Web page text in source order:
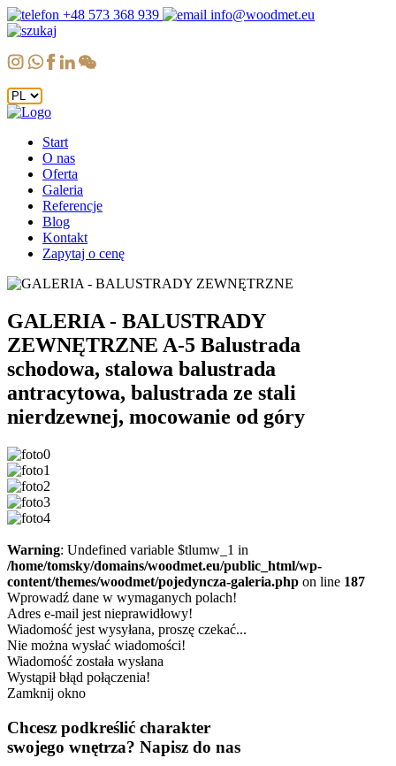
+48 573 368 939 info@woodmet.eu
Start
O nas
Oferta
Galeria
Referencje
Blog
Kontakt
Zapytaj o cenę
GALERIA - BALUSTRADY
ZEWNĘTRZNE A-5 Balustrada
schodowa, stalowa balustrada
antracytowa, balustrada ze stali
nierdzewnej, mocowanie od góry
Warning: Undefined variable $tlumw_1 in
/home/tomsky/domains/woodmet.eu/public_html/wp-
content/themes/woodmet/pojedyncza-galeria.php on line 187
Wprowadź dane w wymaganych polach!
Adres e-mail jest nieprawidłowy!
Wiadomość jest wysyłana, proszę czekać...
Nie można wysłać wiadomości!
Wiadomość została wysłana
Wystąpił błąd połączenia!
Zamknij okno
Chcesz podkreślić charakter
swojego wnętrza? Napisz do nas